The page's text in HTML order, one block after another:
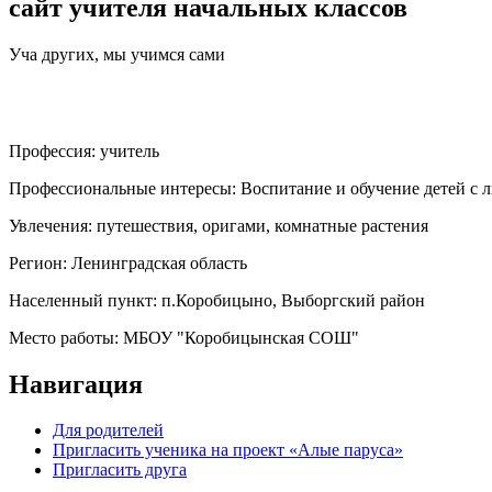
сайт учителя начальных классов
Уча других, мы учимся сами
Профессия: учитель
Профессиональные интересы: Воспитание и обучение детей с
Увлечения: путешествия, оригами, комнатные растения
Регион: Ленинградская область
Населенный пункт: п.Коробицыно, Выборгский район
Место работы: МБОУ "Коробицынская СОШ"
Навигация
Для родителей
Пригласить ученика на проект «Алые паруса»
Пригласить друга